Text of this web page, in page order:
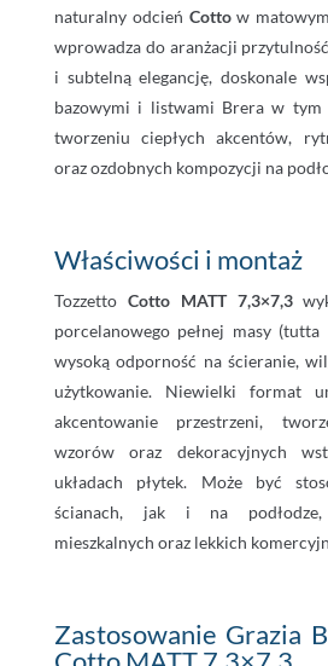
naturalny odcień Cottow
wprowadza do aranżacji
i subtelną elegancję, doskonale
bazowymi i listwami Brera w tym
tworzeniu ciepłych akcentów,
oraz ozdobnych kompozycji na
Właściwości i montaż
Tozzetto Cotto MATT 7,3×7,3
porcelanowego pełnej masy (tutta
wysoką odporność na ścieranie,
użytkowanie. Niewielki format
akcentowanie przestrzeni,
wzorów oraz dekoracyjnych
układach płytek. Może być
ścianach, jak i na podłodze,
mieszkalnych oraz lekkich
Zastosowanie Grazia